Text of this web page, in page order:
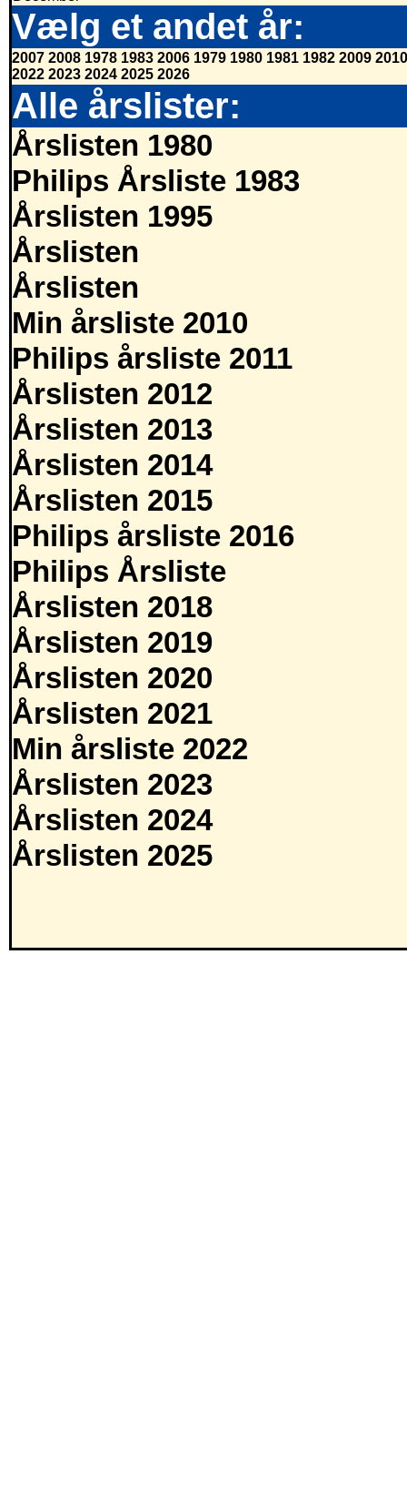
Vælg et andet år:
2007 2008 1978 1983 2006 1979 1980 1981 1982 2009 2010
2022 2023 2024 2025 2026
Alle årslister:
Årslisten 1980
Philips Årsliste 1983
Årslisten 1995
Årslisten
Årslisten
Min årsliste 2010
Philips årsliste 2011
Årslisten 2012
Årslisten 2013
Årslisten 2014
Årslisten 2015
Philips årsliste 2016
Philips Årsliste
Årslisten 2018
Årslisten 2019
Årslisten 2020
Årslisten 2021
Min årsliste 2022
Årslisten 2023
Årslisten 2024
Årslisten 2025